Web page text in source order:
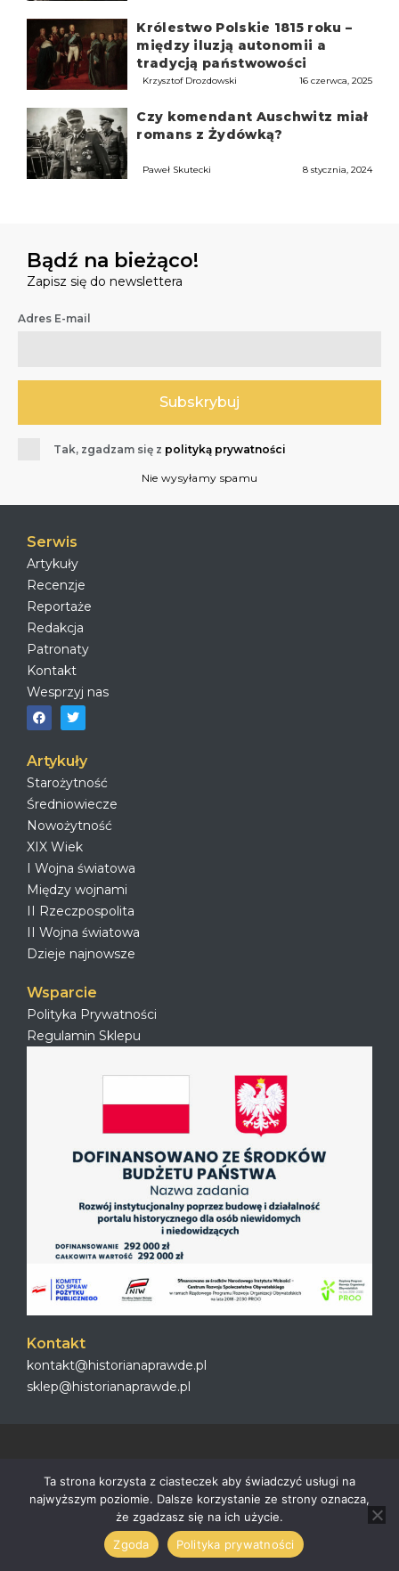
Królestwo Polskie 1815 roku –
między iluzją autonomii a
tradycją państwowości
Krzysztof Drozdowski 16 czerwca, 2025
Czy komendant Auschwitz miał
romans z Żydówką?
Paweł Skutecki 8 stycznia, 2024
Bądź na bieżąco!
Zapisz się do newslettera
Adres E-mail
Tak, zgadzam się z polityką prywatności
Nie wysyłamy spamu
Serwis
Artykuły
Recenzje
Reportaże
Redakcja
Patronaty
Kontakt
Wesprzyj nas
Artykuły
Starożytność
Średniowiecze
Nowożytność
XIX Wiek
I Wojna światowa
Między wojnami
II Rzeczpospolita
II Wojna światowa
Dzieje najnowsze
Wsparcie
Polityka Prywatności
Regulamin Sklepu
Kontakt
kontakt@historianaprawde.pl
sklep@historianaprawde.pl
All Right’s Reserved to Historianaprawde.pl 2023
Ta strona korzysta z ciasteczek aby świadczyć usługi na
najwyższym poziomie. Dalsze korzystanie ze strony oznacza,
że zgadzasz się na ich użycie.
Zgoda
Polityka prywatności